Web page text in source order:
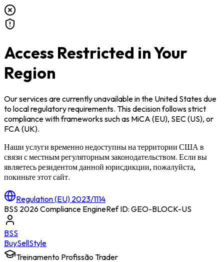
Access Restricted in Your
Region
Our services are currently unavailable inthe United Statesdue
to local regulatory requirements. This decision follows strict
compliance with frameworks such as MiCA (EU), SEC (US), or
FCA (UK).
Наши услуги временно недоступны на территории США в
связи с местным регуляторным законодательством. Если вы
являетесь резидентом данной юрисдикции, пожалуйста,
покиньте этот сайт.
Regulation (EU) 2023/1114
BSS 2026 Compliance EngineRef ID: GEO-BLOCK-US
BSS
BuySellStyle
Treinamento Profissão Trader